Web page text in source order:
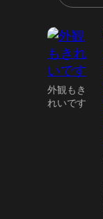
外観もき
れいです